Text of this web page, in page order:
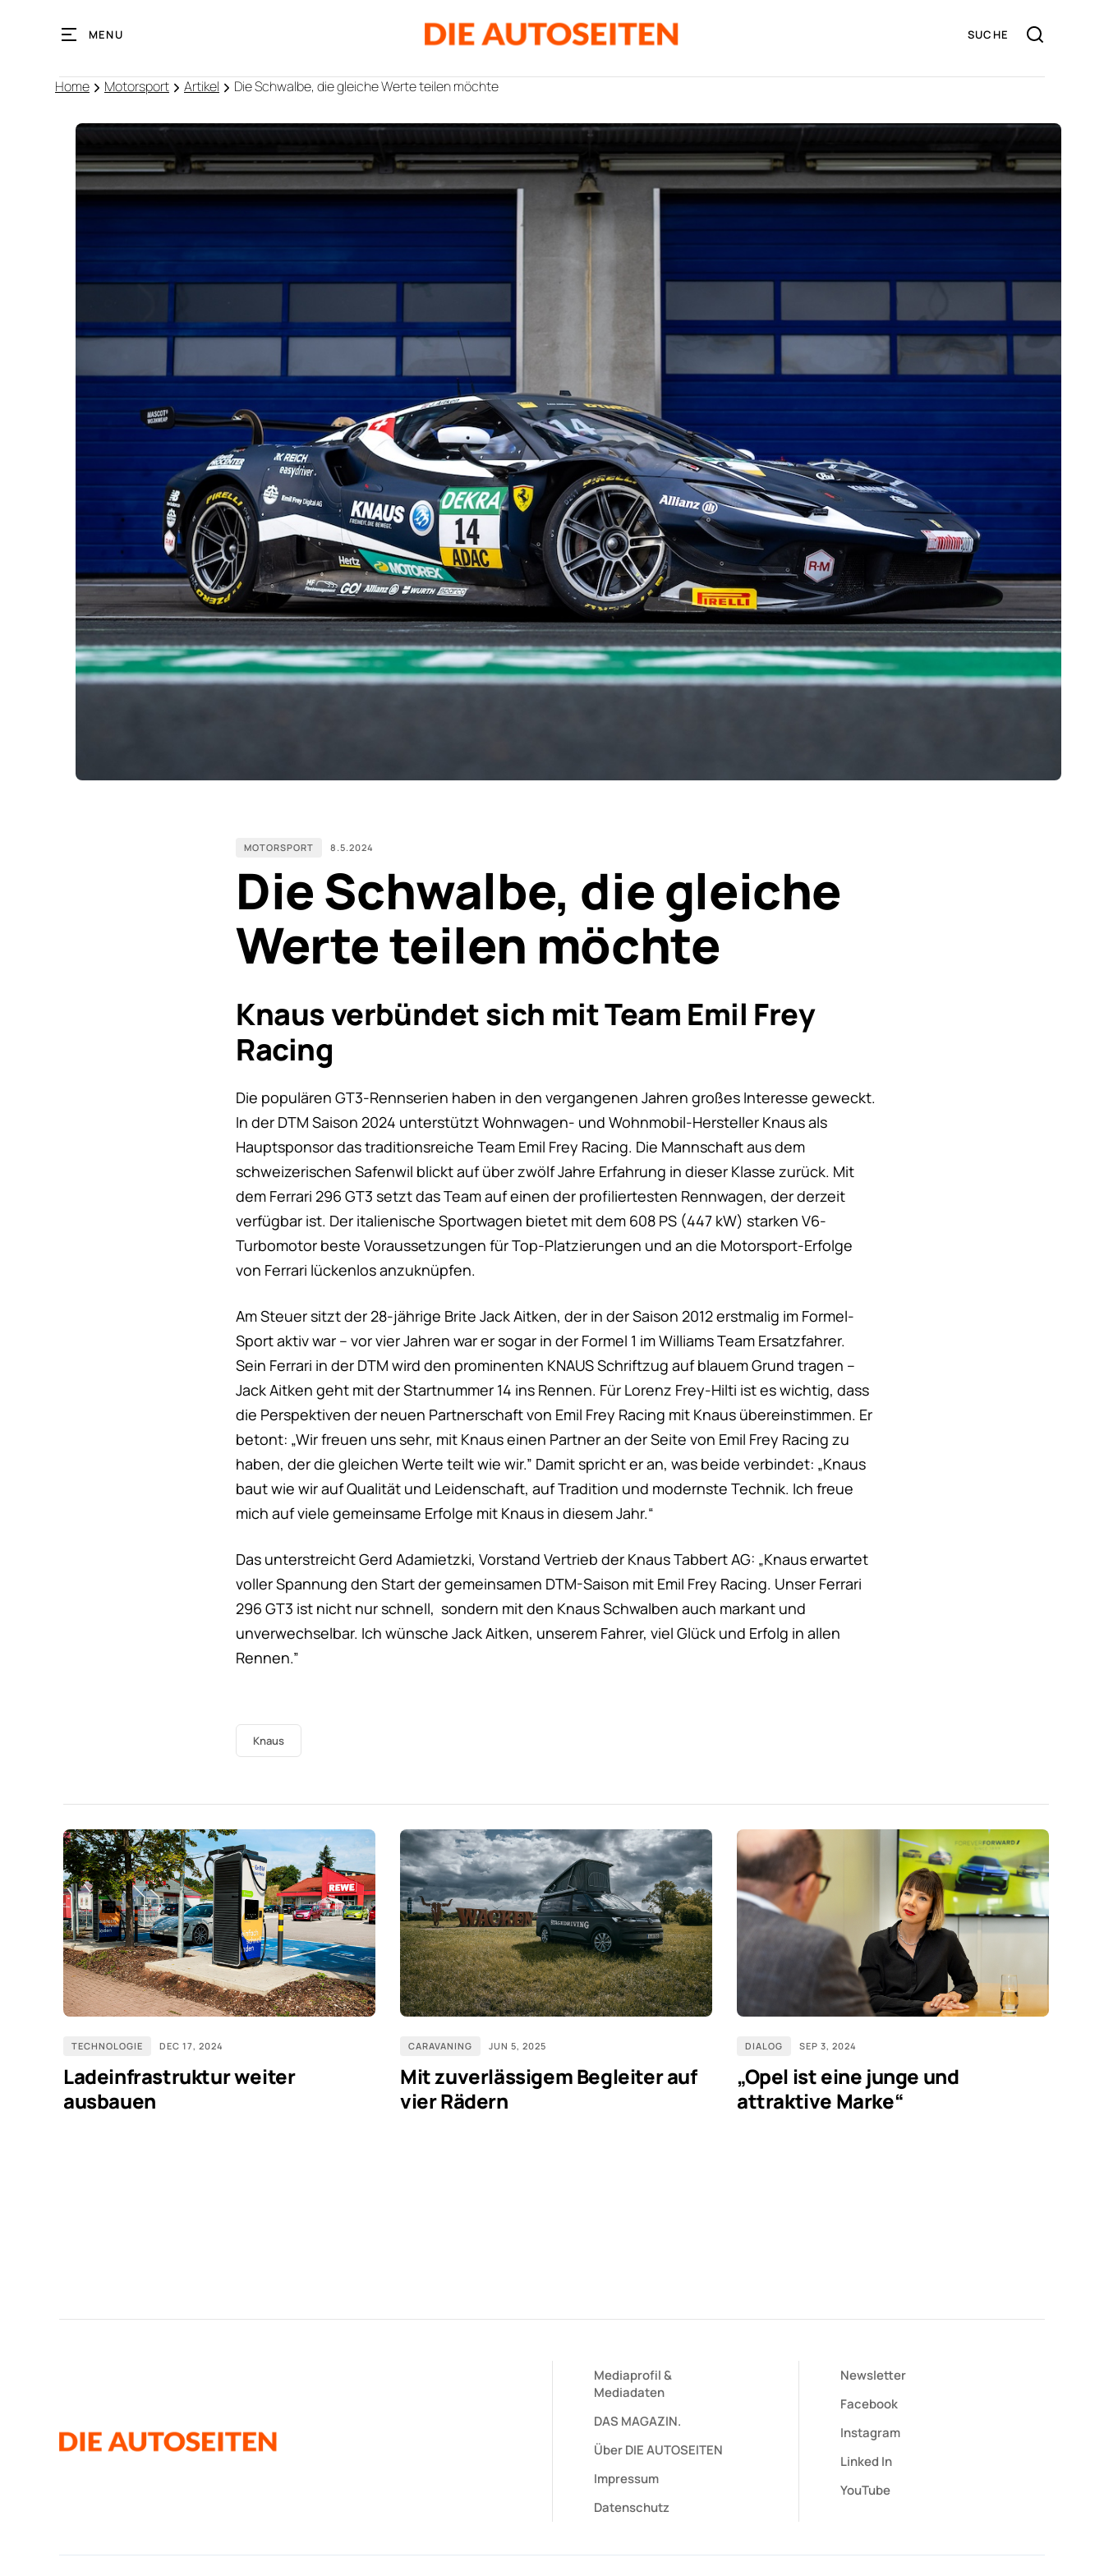
MENU
Home Motorsport Artikel Die Schwalbe, die gleiche Werte teilen möchte
MOTORSPORT 8.5.2024
Die Schwalbe, die gleiche
Werte teilen möchte
Knaus verbündet sich mit Team Emil Frey
Racing
Die populären GT3-Rennserien haben in den vergangenen Jahren großes Interesse geweckt.
In der DTM Saison 2024 unterstützt Wohnwagen- und Wohnmobil-Hersteller Knaus als
Hauptsponsor das traditionsreiche Team Emil Frey Racing. Die Mannschaft aus dem
schweizerischen Safenwil blickt auf über zwölf Jahre Erfahrung in dieser Klasse zurück. Mit
dem Ferrari 296 GT3 setzt das Team auf einen der profiliertesten Rennwagen, der derzeit
verfügbar ist. Der italienische Sportwagen bietet mit dem 608 PS (447 kW) starken V6-
Turbomotor beste Voraussetzungen für Top-Platzierungen und an die Motorsport-Erfolge
von Ferrari lückenlos anzuknüpfen.
Am Steuer sitzt der 28-jährige Brite Jack Aitken, der in der Saison 2012 erstmalig im Formel-
Sport aktiv war – vor vier Jahren war er sogar in der Formel 1 im Williams Team Ersatzfahrer.
Sein Ferrari in der DTM wird den prominenten KNAUS Schriftzug auf blauem Grund tragen –
Jack Aitken geht mit der Startnummer 14 ins Rennen. Für Lorenz Frey-Hilti ist es wichtig, dass
die Perspektiven der neuen Partnerschaft von Emil Frey Racing mit Knaus übereinstimmen. Er
betont: „Wir freuen uns sehr, mit Knaus einen Partner an der Seite von Emil Frey Racing zu
haben, der die gleichen Werte teilt wie wir.” Damit spricht er an, was beide verbindet: „Knaus
baut wie wir auf Qualität und Leidenschaft, auf Tradition und modernste Technik. Ich freue
mich auf viele gemeinsame Erfolge mit Knaus in diesem Jahr.“
Das unterstreicht Gerd Adamietzki, Vorstand Vertrieb der Knaus Tabbert AG: „Knaus erwartet
voller Spannung den Start der gemeinsamen DTM-Saison mit Emil Frey Racing. Unser Ferrari
296 GT3 ist nicht nur schnell, sondern mit den Knaus Schwalben auch markant und
unverwechselbar. Ich wünsche Jack Aitken, unserem Fahrer, viel Glück und Erfolg in allen
Rennen.”
Knaus
TECHNOLOGIE DEC 17, 2024
Ladeinfrastruktur weiter
ausbauen
CARAVANING JUN 5, 2025
Mit zuverlässigem Begleiter auf
vier Rädern
DIALOG SEP 3, 2024
„Opel ist eine junge und
attraktive Marke“
Mediaprofil&
Mediadaten
DAS MAGAZIN.
Über DIE AUTOSEITEN
Impressum
Datenschutz
Newsletter
Facebook
Instagram
Linked In
YouTube